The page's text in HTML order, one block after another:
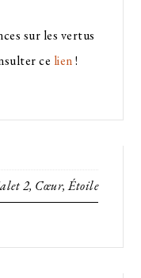
sur les vertus
ce lien!
2, Cœur, Étoile